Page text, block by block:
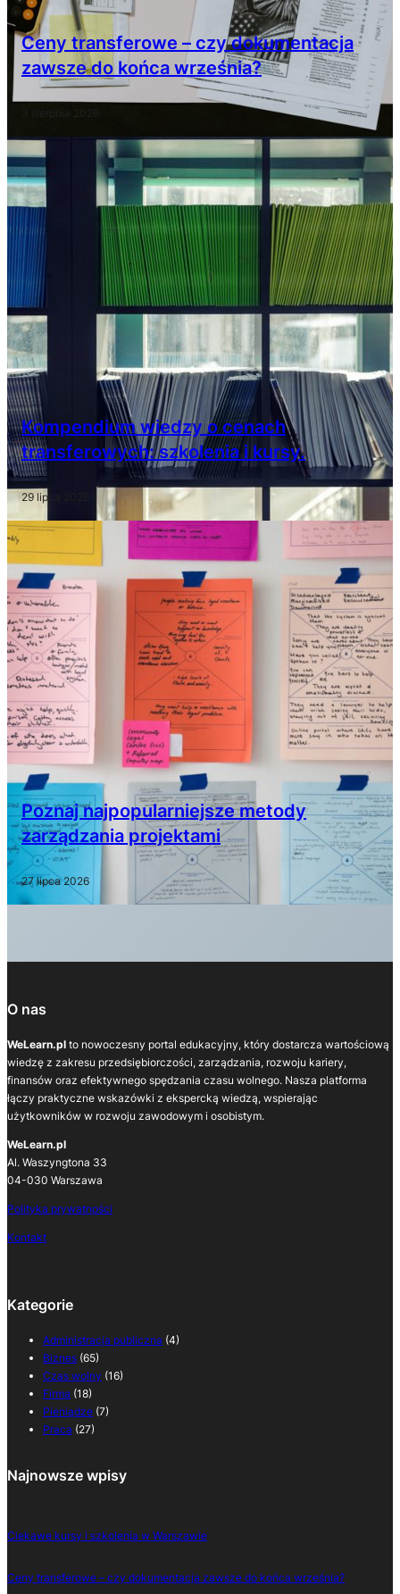
Ceny transferowe – czy dokumentacja
zawsze do końca września?
3 sierpnia 2026
Kompendium wiedzy o cenach
transferowych: szkolenia i kursy.
29 lipca 2026
Poznaj najpopularniejsze metody
zarządzania projektami
27 lipca 2026
O nas
WeLearn.pl to nowoczesny portal edukacyjny, który dostarcza wartościową
wiedzę z zakresu przedsiębiorczości, zarządzania, rozwoju kariery,
finansów oraz efektywnego spędzania czasu wolnego. Nasza platforma
łączy praktyczne wskazówki z ekspercką wiedzą, wspierając
użytkowników w rozwoju zawodowym i osobistym.
WeLearn.pl
Al. Waszyngtona 33
04-030 Warszawa
Polityka prywatności
Kontakt
Kategorie
Administracja publiczna (4)
Biznes (65)
Czas wolny (16)
Firma (18)
Pieniądze (7)
Praca (27)
Najnowsze wpisy
Ciekawe kursy i szkolenia w Warszawie
Ceny transferowe – czy dokumentacja zawsze do końca września?